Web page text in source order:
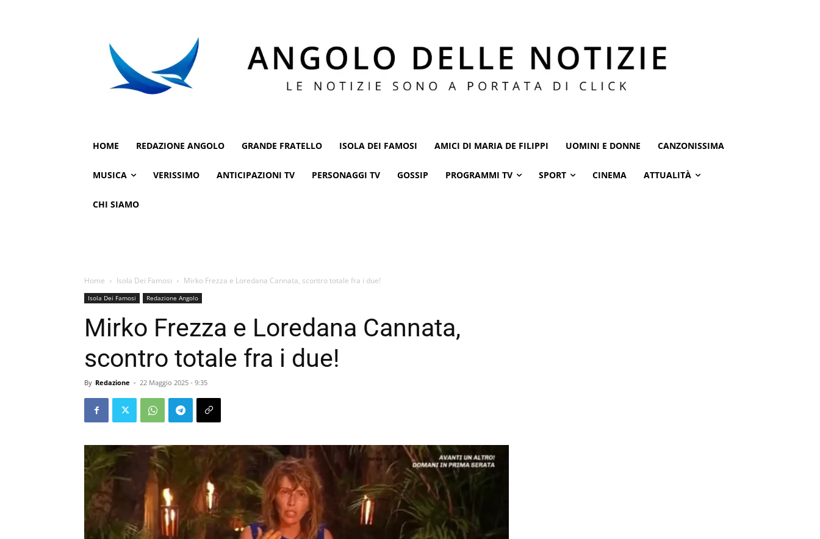
HOME REDAZIONE ANGOLO GRANDE FRATELLO ISOLA DEI FAMOSI AMICI DI MARIA DE FILIPPI UOMINI E DONNE CANZONISSIMA
MUSICA VERISSIMO ANTICIPAZIONI TV PERSONAGGI TV GOSSIP PROGRAMMI TV SPORT CINEMA ATTUALITÀ
CHI SIAMO
Home Isola Dei Famosi Mirko Frezza e Loredana Cannata, scontro totale fra i due!
Isola Dei Famosi Redazione Angolo
Mirko Frezza e Loredana Cannata,
scontro totale fra i due!
By Redazione - 22 Maggio 2025 - 9:35